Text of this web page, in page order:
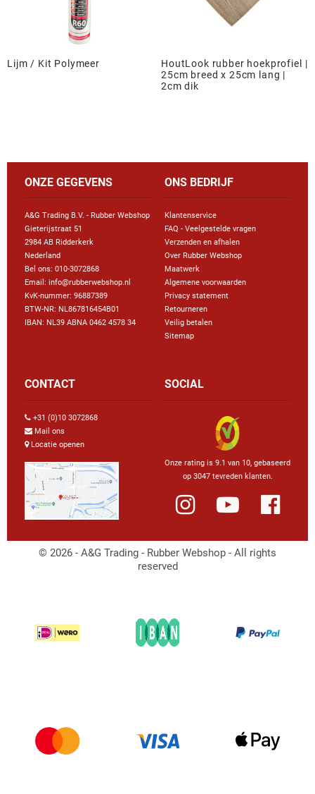
Lijm / Kit Polymeer
HoutLook rubber hoekprofiel |
25cm breed x 25cm lang |
2cm dik
ONZE GEGEVENS
A&G Trading B.V. - Rubber Webshop
Gieterijstraat 51
2984 AB Ridderkerk
Nederland
Bel ons: 010-3072868
Email: info@rubberwebshop.nl
KvK-nummer: 96887389
BTW-NR: NL867816454B01
IBAN: NL39 ABNA 0462 4578 34
ONS BEDRIJF
Klantenservice
FAQ - Veelgestelde vragen
Verzenden en afhalen
Over Rubber Webshop
Maatwerk
Algemene voorwaarden
Privacy statement
Retourneren
Veilig betalen
Sitemap
CONTACT
+31 (0)10 3072868
Mail ons
Locatie openen
SOCIAL
Onze rating is 9.1 van 10, gebaseerd
op 3047 tevreden klanten.
© 2026 - A&G Trading - Rubber Webshop - All rights
reserved